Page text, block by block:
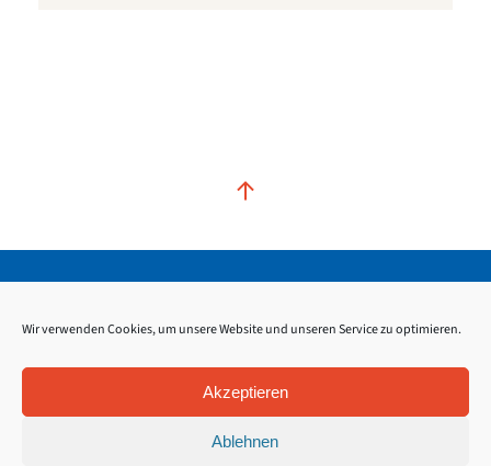
Wir verwenden Cookies, um unsere Website und unseren Service zu optimieren.
Akzeptieren
Ablehnen